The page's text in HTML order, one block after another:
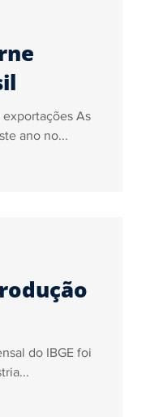
exportações As
ano no...
do IBGE foi